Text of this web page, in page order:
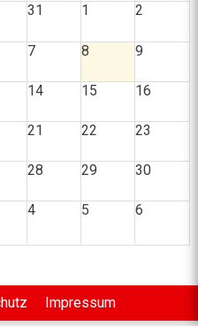
31 1 2
7 8 9
14 15 16
21 22 23
28 29 30
4 5 6
Impressum